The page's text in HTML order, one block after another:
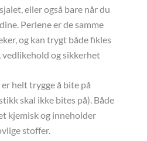
eller også bare når du
Perlene er de samme
og kan trygt både fikles
vedlikehold og sikkerhet
helt trygge å bite på
skal ikke bites på). Både
kjemisk og inneholder
stoffer.